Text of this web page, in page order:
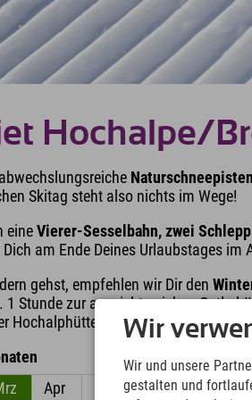
Hochalpe/
Skitag steht also nichts im Wege!
eineVierer-Sesselbahn, zwei
am Ende Deines Urlaubstages im
gehst, empfehlen wir Dir den
1 Stunde zur aussichtsreichen
Hochalphütte oder des Berghaus
Apr
Jun
Wir
Wir und unsere
gestalten und